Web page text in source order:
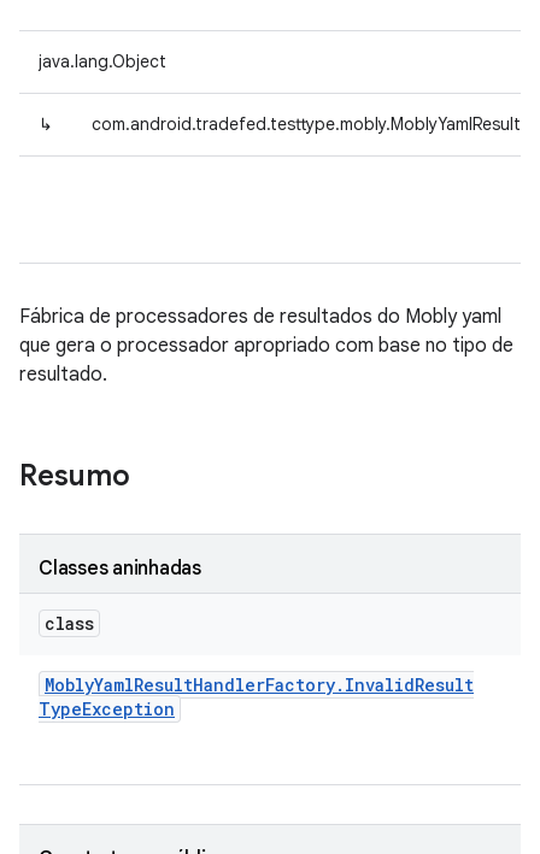
java.lang.Object
↳
Fábrica de processadores de resultados do Mobly yaml
que gera o processador apropriado com base no tipo de
resultado.
Resumo
Classes aninhadas
class
MoblyYamlResultHandlerFactory. InvalidResult
TypeException